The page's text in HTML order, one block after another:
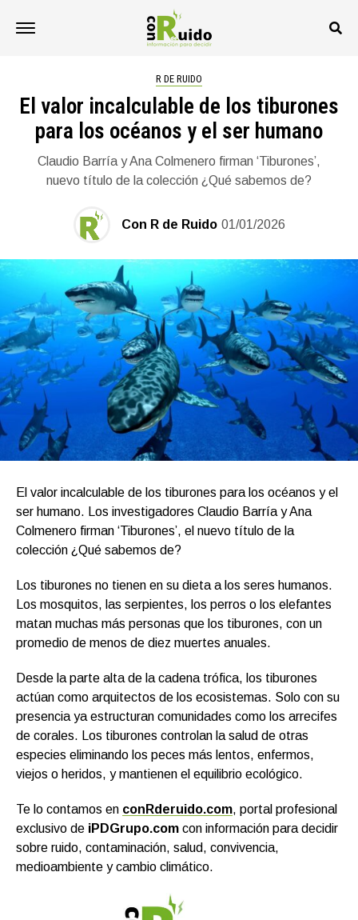
R DE RUIDO
El valor incalculable de los tiburones
para los océanos y el ser humano
Claudio Barría y Ana Colmenero firman ‘Tiburones’,
nuevo título de la colección ¿Qué sabemos de?
Con R de Ruido 01/01/2026
El valor incalculable de los tiburones para los océanos y el
ser humano. Los investigadores Claudio Barría y Ana
Colmenero firman ‘Tiburones’, el nuevo título de la
colección ¿Qué sabemos de?
Los tiburones no tienen en su dieta a los seres humanos.
Los mosquitos, las serpientes, los perros o los elefantes
matan muchas más personas que los tiburones, con un
promedio de menos de diez muertes anuales.
Desde la parte alta de la cadena trófica, los tiburones
actúan como arquitectos de los ecosistemas. Solo con su
presencia ya estructuran comunidades como los arrecifes
de corales. Los tiburones controlan la salud de otras
especies eliminando los peces más lentos, enfermos,
viejos o heridos, y mantienen el equilibrio ecológico.
Te lo contamos en conRderuido.com, portal profesional
exclusivo de iPDGrupo.com con información para decidir
sobre ruido, contaminación, salud, convivencia,
medioambiente y cambio climático.